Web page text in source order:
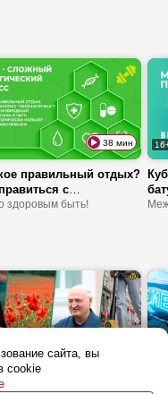
38 мин
правильный отдых?
с
| ЛФК
здоровым быть!
в Гродно запретили
сайта, вы
cookie